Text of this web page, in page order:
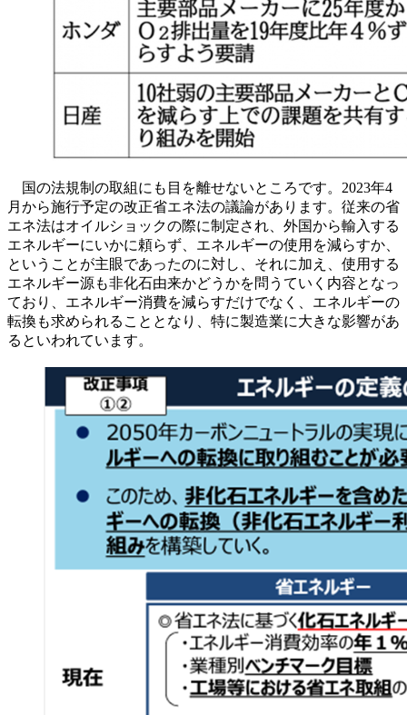
国の法規制の取組にも目を離せないところです。2023年4
月から施行予定の改正省エネ法の議論があります。従来の省
エネ法はオイルショックの際に制定され、外国から輸入する
エネルギーにいかに頼らず、エネルギーの使用を減らすか、
ということが主眼であったのに対し、それに加え、使用する
エネルギー源も非化石由来かどうかを問うていく内容となっ
ており、エネルギー消費を減らすだけでなく、エネルギーの
転換も求められることとなり、特に製造業に大きな影響があ
るといわれています。